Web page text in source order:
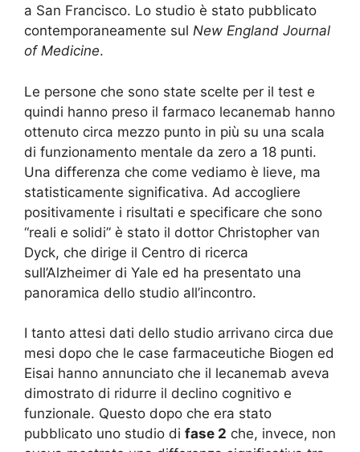
a San Francisco. Lo studio è stato pubblicato
contemporaneamente sul New England Journal
of Medicine.
Le persone che sono state scelte per il test e
quindi hanno preso il farmaco lecanemab hanno
ottenuto circa mezzo punto in più su una scala
di funzionamento mentale da zero a 18 punti.
Una differenza che come vediamo è lieve, ma
statisticamente significativa. Ad accogliere
positivamente i risultati e specificare che sono
“reali e solidi” è stato il dottor Christopher van
Dyck, che dirige il Centro di ricerca
sull’Alzheimer di Yale ed ha presentato una
panoramica dello studio all’incontro.
I tanto attesi dati dello studio arrivano circa due
mesi dopo che le case farmaceutiche Biogen ed
Eisai hanno annunciato che il lecanemab aveva
dimostrato di ridurre il declino cognitivo e
funzionale. Questo dopo che era stato
pubblicato uno studio di fase 2 che, invece, non